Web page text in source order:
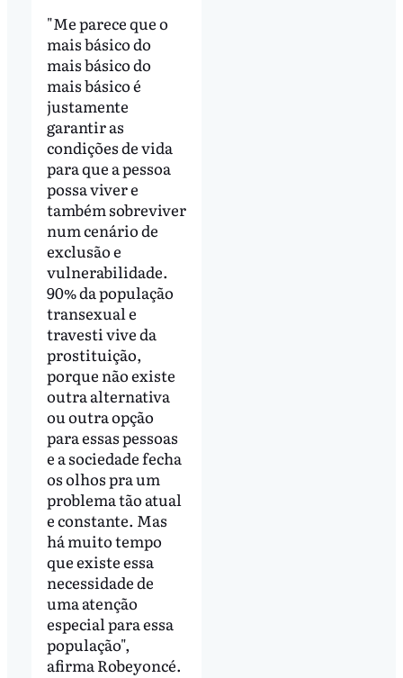
"Me parece que o
mais básico do
mais básico do
mais básico é
justamente
garantir as
condições de vida
para que a pessoa
possa viver e
também sobreviver
num cenário de
exclusão e
vulnerabilidade.
90% da população
transexual e
travesti vive da
prostituição,
porque não existe
outra alternativa
ou outra opção
para essas pessoas
e a sociedade fecha
os olhos pra um
problema tão atual
e constante. Mas
há muito tempo
que existe essa
necessidade de
uma atenção
especial para essa
população",
afirma Robeyoncé.